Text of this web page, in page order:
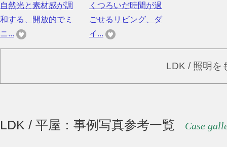
自然光と素材感が調
和する、開放的でミ
ニ...
くつろいだ時間が過
ごせるリビング、ダ
イ...
LDK / 照明を
LDK / 平屋：事例写真参考一覧 Case